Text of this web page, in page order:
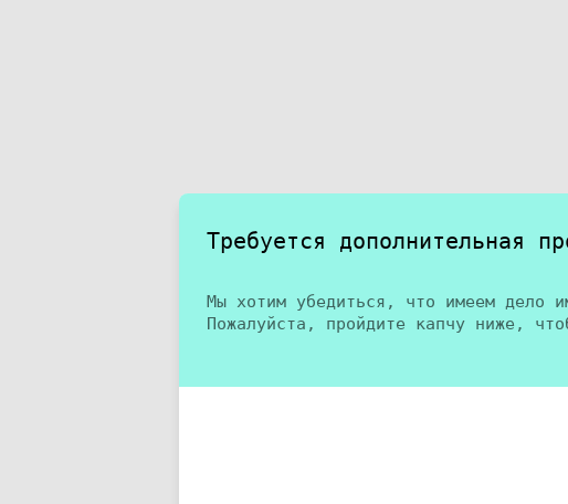
Требуется дополнительная
Мы хотим убедиться, что имеем дело
Пожалуйста, пройдите капчу ниже,